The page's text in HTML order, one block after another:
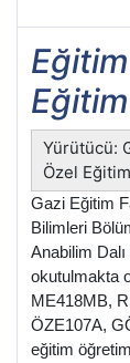
Yürütücü:
Özel
Gazi Eğitim
Bilimleri
Anabilim
okutulmakta
ME418MB,
ÖZE107A,
eğitim